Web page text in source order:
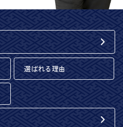
選ばれる理由